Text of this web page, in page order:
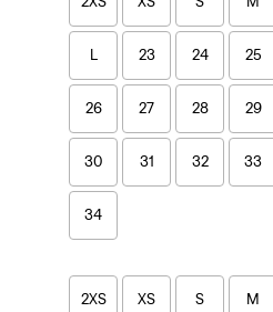
L 23 24 25
26 27 28 29
30 31 32 33
34
2XS XS S M